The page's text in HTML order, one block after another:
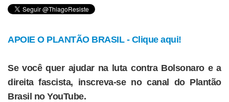
APOIE O PLANTÃO BRASIL - Clique aqui!
Se você quer ajudar na luta contra Bolsonaro e a
direita fascista, inscreva-se no canal do Plantão
Brasil no YouTube.